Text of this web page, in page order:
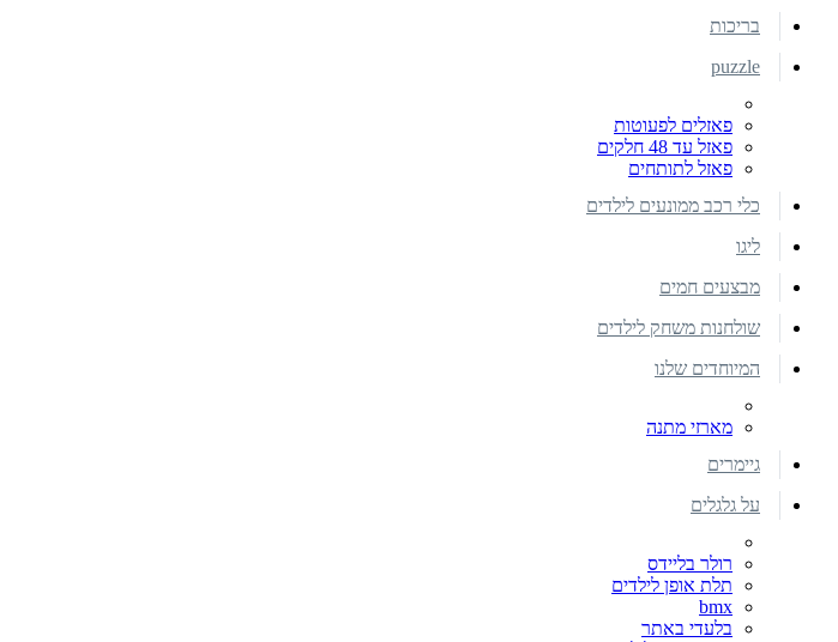
בריכות
puzzle
פאזלים לפעוטות
פאזל עד 48 חלקים
פאזל לתותחים
כלי רכב ממונעים לילדים
ליגו
מבצעים חמים
שולחנות משחק לילדים
המיוחדים שלנו
מארזי מתנה
גיימרים
על גלגלים
רולר בליידס
תלת אופן לילדים
bmx
בלעדי באתר